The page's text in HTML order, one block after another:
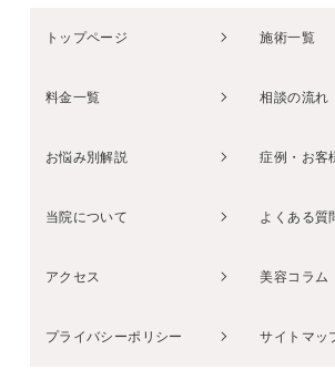
トップページ 施術一覧
料金一覧 相談の流れ
お悩み別解説 症例・お客
当院について よくある質
アクセス 美容コラム
プライバシーポリシー サイトマッ